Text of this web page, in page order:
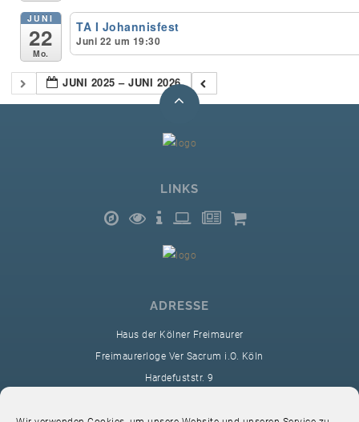
JUNI
22
Mo.
TA I Johannisfest
Juni 22 um 19:30
JUNI 2025 – JUNI 2026
LINKS
ADRESSE
Haus der Kölner Freimaurer
Freimaurerloge Ver Sacrum i.O. Köln
Hardefuststr. 9